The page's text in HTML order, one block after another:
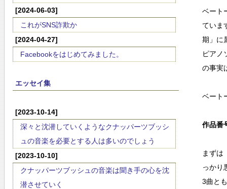
[2024-06-03]
これがSNS詐欺か
[2024-04-27]
Facebookをはじめてみました。
エッセイ集
[2023-10-14]
深々と沈潜していくようなクナッパーツブッシ
ュの音楽を必要とする人は多いのでしょう
[2023-10-10]
クナッパーツブッシュの音楽は聞き手の心を沈
潜させていく
ベート
ていま
期」に
ピアノ
の事実
ベート
作品番
まずは
っかり
3曲と